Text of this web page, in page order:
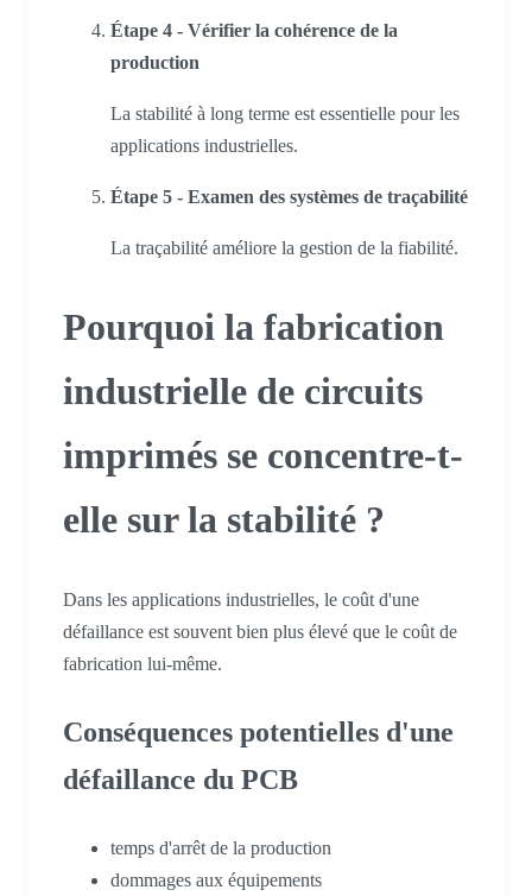
Étape 4 - Vérifier la cohérence de la
production
La stabilité à long terme est essentielle pour les
applications industrielles.
Étape 5 - Examen des systèmes de traçabilité
La traçabilité améliore la gestion de la fiabilité.
Pourquoi la fabrication
industrielle de circuits
imprimés se concentre-t-
elle sur la stabilité ?
Dans les applications industrielles, le coût d'une
défaillance est souvent bien plus élevé que le coût de
fabrication lui-même.
Conséquences potentielles d'une
défaillance du PCB
temps d'arrêt de la production
dommages aux équipements